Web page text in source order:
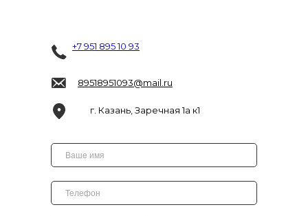
+7 951 895 10 93
г. Казань, Заречная 1а к1
89518951093@mail.ru